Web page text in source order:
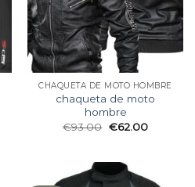
CHAQUETA DE MOTO HOMBRE
chaqueta de moto
hombre
€93.00 €62.00